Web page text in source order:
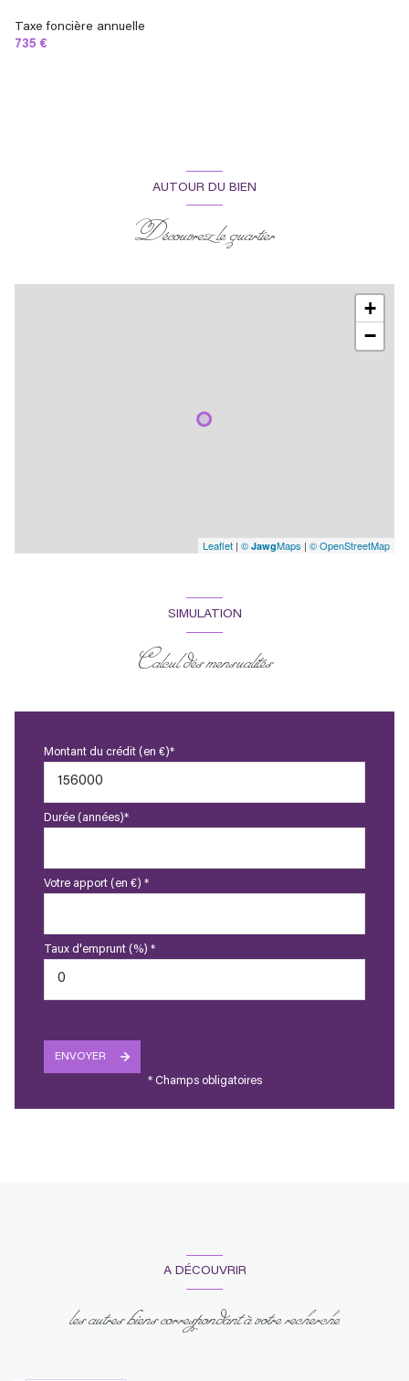
Taxe foncière annuelle
735 €
AUTOUR DU BIEN
Découvrez le quartier
+
−
Leaflet | © JawgMaps | © OpenStreetMap
SIMULATION
Calcul des mensualités
Montant du crédit (en €)*
Durée (années)*
Votre apport (en €) *
Taux d'emprunt (%) *
ENVOYER
* Champs obligatoires
A DÉCOUVRIR
les autres biens correspondant à votre recherche